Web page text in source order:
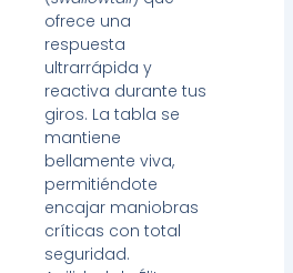
ofrece una
respuesta
ultrarrápida y
reactiva durante tus
giros. La tabla se
mantiene
bellamente viva,
permitiéndote
encajar maniobras
críticas con total
seguridad.